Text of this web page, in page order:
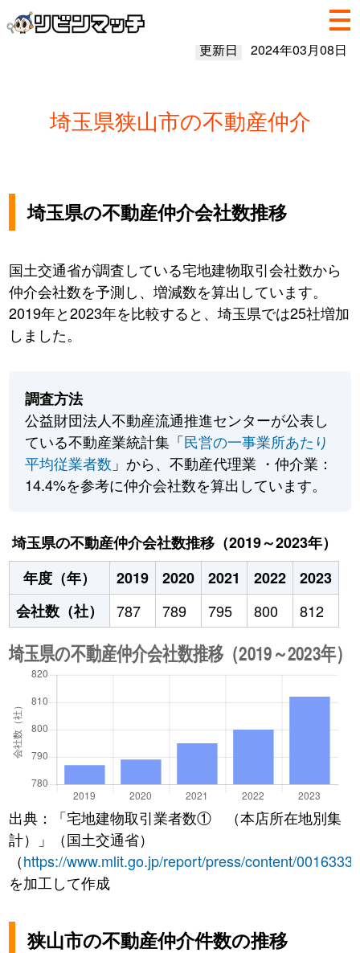
更新日 2024年03月08日
埼玉県狭山市の不動産仲介
埼玉県の不動産仲介会社数推移
国土交通省が調査している宅地建物取引会社数から
仲介会社数を予測し、増減数を算出しています。
2019年と2023年を比較すると、埼玉県では25社増加
しました。
調査方法
公益財団法人不動産流通推進センターが公表し
ている不動産業統計集「民営の一事業所あたり
平均従業者数 」から、不動産代理業 ・仲介業：
14.4%を参考に仲介会社数を算出しています。
埼玉県の不動産仲介会社数推移（2019～2023年）
年度（年）
2019 2020 2021 2022
2023
会社数（社）
787 789 795 800 812
出典：「宅地建物取引業者数① （本店所在地別集
計）」（国土交通省）
（https://www.mlit.go.jp/report/press/content/
を加工して作成
狭山市の不動産仲介件数の推移